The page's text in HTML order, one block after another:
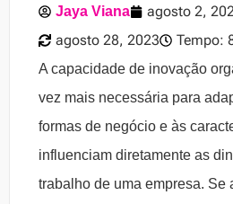
Jaya Viana
agosto 2,
agosto 28, 2023
Tempo:
A capacidade de inovação
vez mais necessária para
formas de negócio e às
influenciam diretamente as
trabalho de uma empresa. Se